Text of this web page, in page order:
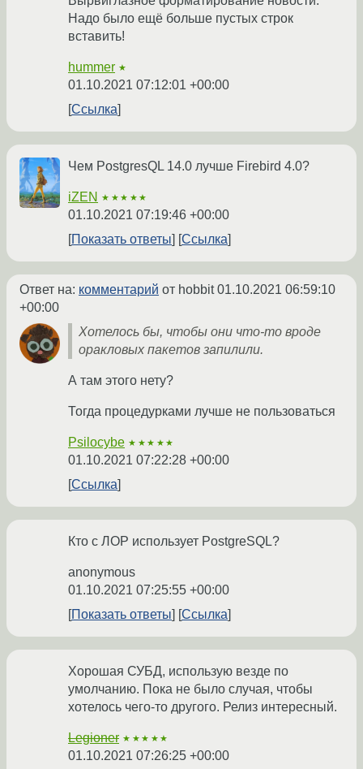
Надо было ещё больше пустых строк
вставить!
hummer ★
01.10.2021 07:12:01 +00:00
Ссылка
Чем PostgresQL 14.0 лучше Firebird 4.0?
iZEN ★★★★★
01.10.2021 07:19:46 +00:00
Показать ответы
Ссылка
Ответ на: комментарий от hobbit01.10.2021 06:59:10
+00:00
Хотелось бы, чтобы они что-то вроде
оракловых пакетов запилили.
А там этого нету?
Тогда процедурками лучше не пользоваться
Psilocybe ★★★★★
01.10.2021 07:22:28 +00:00
Ссылка
Кто с ЛОР использует PostgreSQL?
anonymous
01.10.2021 07:25:55 +00:00
Показать ответы
Ссылка
Хорошая СУБД, использую везде по
умолчанию. Пока не было случая, чтобы
хотелось чего-то другого. Релиз интересный.
Legioner ★★★★★
01.10.2021 07:26:25 +00:00